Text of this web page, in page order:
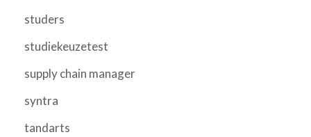
studers
studiekeuzetest
supply chain manager
syntra
tandarts